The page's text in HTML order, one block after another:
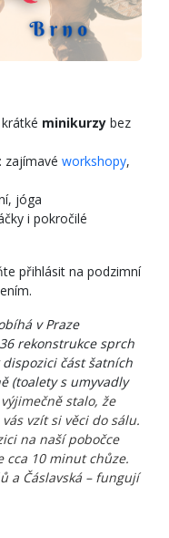
minikurzy bez
zajímavé workshopy,
jóga
i pokročilé
přihlásit na podzimní
v Praze
rekonstrukce sprch
část šatních
(toalety s umyvadly
stalo, že
vzít si věci do sálu.
na naší pobočce
cca 10 minut chůze.
a Čáslavská – fungují